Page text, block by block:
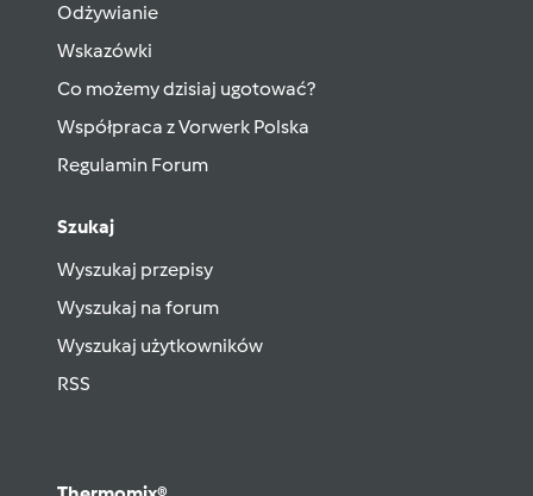
Odżywianie
Wskazówki
Co możemy dzisiaj ugotować?
Współpraca z Vorwerk Polska
Regulamin Forum
Szukaj
Wyszukaj przepisy
Wyszukaj na forum
Wyszukaj użytkowników
RSS